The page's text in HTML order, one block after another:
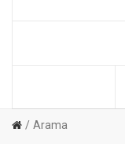
Arama